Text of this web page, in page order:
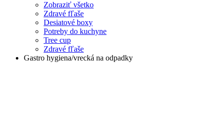
Zobraziť všetko
Zdravé fľaše
Desiatové boxy
Potreby do kuchyne
Tree cup
Zdravé fľaše
Gastro hygiena/vrecká na odpadky